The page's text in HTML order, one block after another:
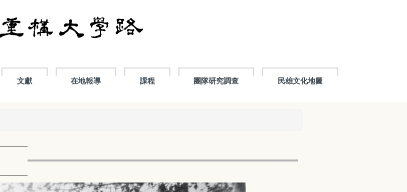
文獻 在地報導 課程 團隊研究調查 民雄文化地圖